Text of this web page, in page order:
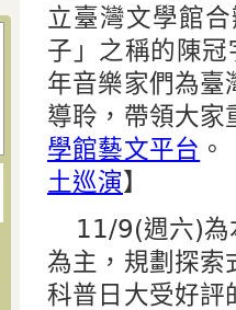
立臺灣文學館
子」之稱的陳
年音樂家們為臺
導聆，帶領大家
學館藝文平台
土巡演】
11/9(週六)為
為主，規劃探索
科普日大受好評